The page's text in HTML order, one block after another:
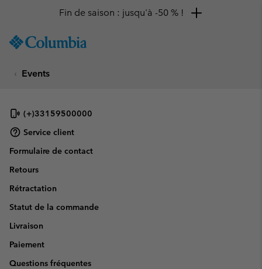
TO
SKIP
NAV
SKIP
SEARCH
Fin de saison : jusqu'à -50 % !
Events
(+)33159500000
Service client
Formulaire de contact
Retours
Rétractation
Statut de la commande
Livraison
Paiement
Questions fréquentes